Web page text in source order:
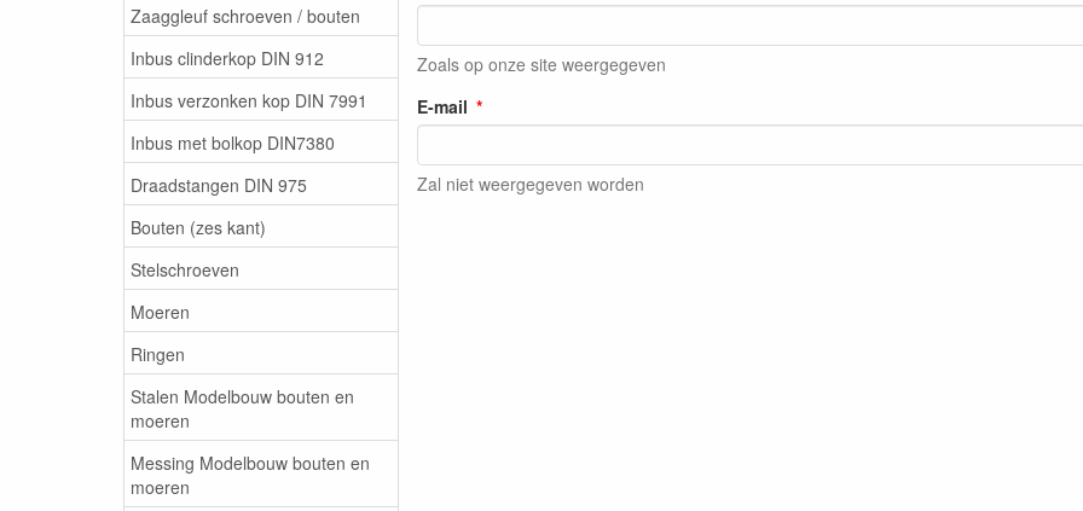
Zaaggleuf schroeven / bouten
Inbus clinderkop DIN 912
Inbus verzonken kop DIN 7991
Inbus met bolkop DIN7380
Draadstangen DIN 975
Bouten (zes kant)
Stelschroeven
Moeren
Ringen
Stalen Modelbouw bouten en
moeren
Messing Modelbouw bouten en
moeren
Zoals op onze site weergegeven
E-mail
Zal niet weergegeven worden